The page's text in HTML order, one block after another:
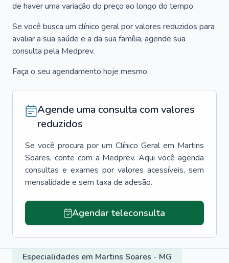
de haver uma variação do preço ao longo do tempo.
Se você busca um clínico geral por valores reduzidos para
avaliar a sua saúde e a da sua família, agende sua
consulta pela Medprev.
Faça o seu agendamento hoje mesmo.
Agende uma consulta com valores
reduzidos
Se você procura por um Clínico Geral em Martins
Soares, conte com a Medprev. Aqui você agenda
consultas e exames por valores acessíveis, sem
mensalidade e sem taxa de adesão.
Agendar teleconsulta
Especialidades em Martins Soares - MG